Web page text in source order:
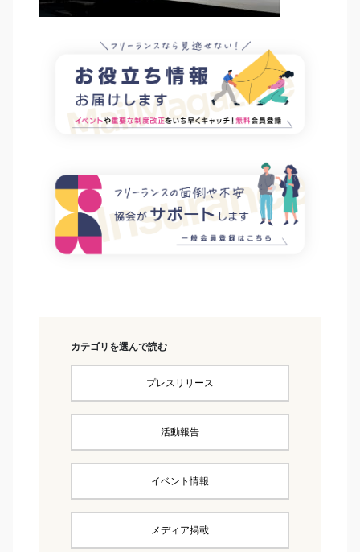
カテゴリを選んで読む
プレスリリース
活動報告
イベント情報
メディア掲載